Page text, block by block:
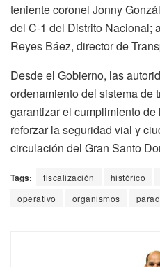
teniente coronel Jonny
del C-1 del Distrito Nacional;
Reyes Báez, director de
Desde el Gobierno, las
ordenamiento del sistema de
garantizar el cumplimiento
reforzar la seguridad vial y
circulación del Gran Santo
Tags: fiscalización histórico
operativo
organismos